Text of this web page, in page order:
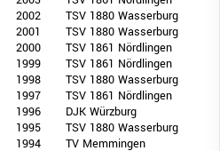
2002
TSV 1880 Wasserburg
2001
TSV 1880 Wasserburg
2000
TSV 1861 Nördlingen
1999
TSV 1861 Nördlingen
1998
TSV 1880 Wasserburg
1997
TSV 1861 Nördlingen
1996
DJK Würzburg
1995
TSV 1880 Wasserburg
1994
TV Memmingen